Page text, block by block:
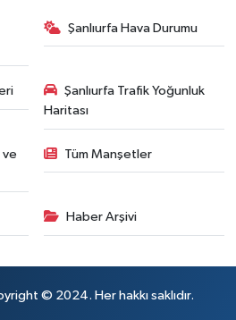
Şanlıurfa Hava Durumu
Şanlıurfa Trafik Yoğunluk
Haritası
ve
Tüm Manşetler
Haber Arşivi
© 2024. Her hakkı saklıdır.